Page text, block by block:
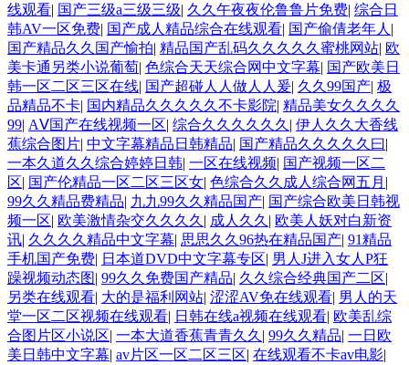
线观看| 国产三级a三级三级| 久久午夜夜伦鲁鲁片免费| 综合日
韩AV一区免费| 国产成人精品综合在线观看| 国产偷倩老年人 |
国产精品久久国产愉拍| 精品国产乱码久久久久久蜜桃网站| 欧
美卡通另类小说葡萄| 色综合天天综合网中文字幕| 国产欧美日
韩一区二区三区在线| 国产超碰人人做人人爰| 久久99国产| 极
品精品不卡| 国内精品久久久久久不卡影院| 精品美女久久久久
99| AⅤ国产在线视频一区| 综合久久久久久久 | 伊人久久大香线
蕉综合图片| 中文字幕精品日韩精品| 国产精品久久久久久曰|
一本久道久久综合婷婷日韩| 一区在线视频| 国产视频一区二
区| 国产伦精品一区二区三区女| 色综合久久成人综合网五月 |
99久久精品费精品| 九九99久久精品国产| 国产综合欧美日韩视
频一区| 欧美激情杂交久久久久 | 成人久久 | 欧美人妖对白新资
讯| 久久久久精品中文字幕| 思思久久96热在精品国产| 91精品
手机国产免费| 日本道DVD中文字幕专区| 男人J进入女人P狂
躁视频动态图| 99久久免费国产精品| 久久综合经典国产二区|
另类在线观看| 大的是福利网站| 涩涩AV免在线观看| 男人的天
堂一区二区视频在线观看| 日韩在线a视频在线观看| 欧美乱综
合图片区小说区| 一本大道香蕉青青久久 | 99久久精品| 一日欧
美日韩中文字幕| av片区一区二区三区| 在线观看不卡av电影|